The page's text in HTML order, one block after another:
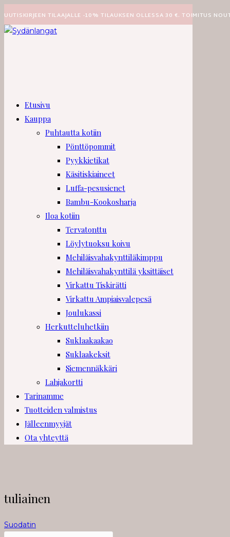
suoraan
sisältöön
UUTISKIRJEEN TILAAJALLE -10% TILAUKSEN OLLESSA 30 €. TOIMITUS
Etusivu
Kauppa
Puhtautta kotiin
Pönttöpommit
Pyykkietikat
Käsitiskiaineet
Luffa-pesusienet
Bambu-Kookosharja
Iloa kotiin
Tervatonttu
Löylytuoksu koivu
Mehiläisvahakynttiläkimppu
Mehiläisvahakynttilä yksittäiset
Virkattu Tiskirätti
Virkattu Ampiaisvalepesä
Joulukassi
Herkutteluhetkiin
Suklaakaakao
Suklaakeksit
Siemennäkkäri
Lahjakortti
Tarinamme
Tuotteiden valmistus
Jälleenmyyjät
Ota yhteyttä
tuliainen
Suodatin